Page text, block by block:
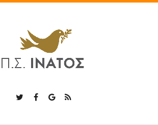
για την εύρυθμη λειτουργία του
και για την βελτίωση της online
«Αποδοχή Cookies» για να συνεχίσετε
για να δείτε λεπτομερείς
τύπων cookies και να επιλέξετε αν θα
Αποδοχή Cookies